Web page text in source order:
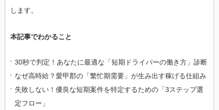
します。
本記事でわかること
30秒で判定！あなたに最適な「短期ドライバーの働き方」診断
なぜ高時給？愛甲郡の「繁忙期需要」が生み出す稼げる仕組み
失敗しない！優良な短期案件を特定するための「3ステップ選
定フロー」